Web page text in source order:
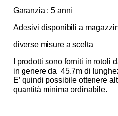
Garanzia : 5 anni
Adesivi disponibili a
diverse misure a scelta
I prodotti sono forniti in rotoli
in genere da 45.7m di
E’ quindi possibile ottenere
quantità minima ordinabile.